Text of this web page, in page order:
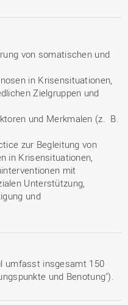
von somatischen und
in Krisensituationen,
Zielgruppen und
und Merkmalen (z. B.
zur Begleitung von
in Krisensituationen,
mit
Unterstützung,
und
umfasst insgesamt 150
und Benotung").